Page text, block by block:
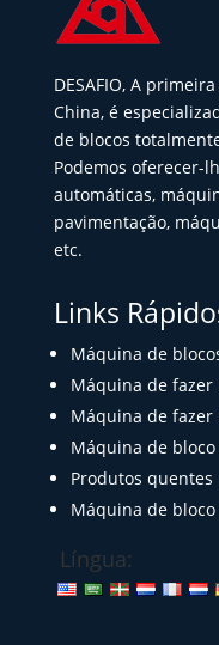
DESAFIO, A
China, é
de blocos
Podemos oferecer-
automáticas,
pavimentação,
etc.
Links
Máquina de
Máquina de fazer
Máquina de fazer
Máquina de bloco
Produtos quentes
Máquina de
Língua: